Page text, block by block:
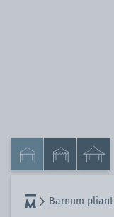
Barnum pliant